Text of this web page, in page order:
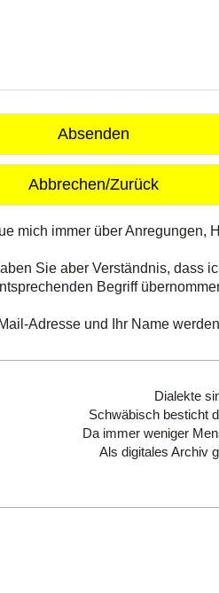
Absenden
Abbrechen/Zurück
mich immer über Anregungen,
Sie aber Verständnis, dass
Begriff
Adresse und Ihr Name
Dialekte
Schwäbisch besticht
Da immer weniger
Als digitales Archiv